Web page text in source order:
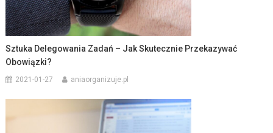
Sztuka Delegowania Zadań – Jak Skutecznie Przekazywać
Obowiązki?
2021-01-27 aniaorganizuje.pl